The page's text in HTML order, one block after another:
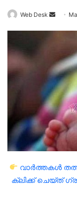
Web Desk
Send
വാർത്തകൾ
ക്ലിക്ക് ചെയ്ത്